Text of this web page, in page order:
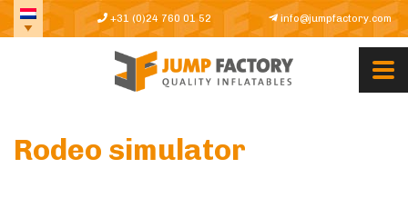
+31 (0)24 760 01 52 info@jumpfactory.com
Rodeo simulator